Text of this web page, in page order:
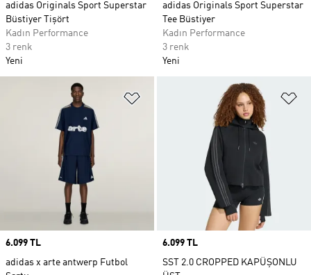
adidas Originals Sport Superstar
Büstiyer Tişört
Kadın Performance
3 renk
Yeni
adidas Originals Sport Superstar
Tee Büstiyer
Kadın Performance
3 renk
Yeni
Favori Listesine Ekle
Price
6.099 TL
adidas x arte antwerp Futbol
Price
6.099 TL
SST 2.0 CROPPED KAPÜŞONLU